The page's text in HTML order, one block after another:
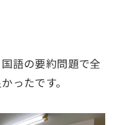
語の要約問題で全
ったです。